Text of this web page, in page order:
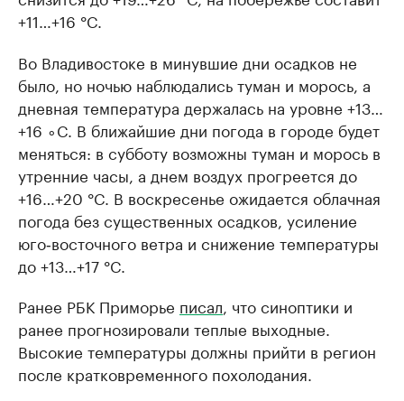
+11…+16 °C.
Во Владивостоке в минувшие дни осадков не
было, но ночью наблюдались туман и морось, а
дневная температура держалась на уровне +13…
+16 ∘C. В ближайшие дни погода в городе будет
меняться: в субботу возможны туман и морось в
утренние часы, а днем воздух прогреется до
+16…+20 °C. В воскресенье ожидается облачная
погода без существенных осадков, усиление
юго‑восточного ветра и снижение температуры
до +13…+17 °C.
Ранее РБК Приморье писал , что синоптики и
ранее прогнозировали теплые выходные.
Высокие температуры должны прийти в регион
после кратковременного похолодания.